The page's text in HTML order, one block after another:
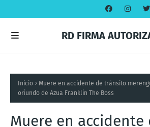
RD FIRMA
Inicio
Muere en accidente de tránsito
oriundo de Azua Franklin The Boss
Muere en accidente